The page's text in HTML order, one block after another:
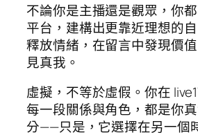
不論你是主播還是觀眾，你
平台，建構出更靠近理想的
釋放情緒，在留言中發現價
見真我。
虛擬，不等於虛假。你在
每一段關係與角色，都是你
分——只是，它選擇在另一個